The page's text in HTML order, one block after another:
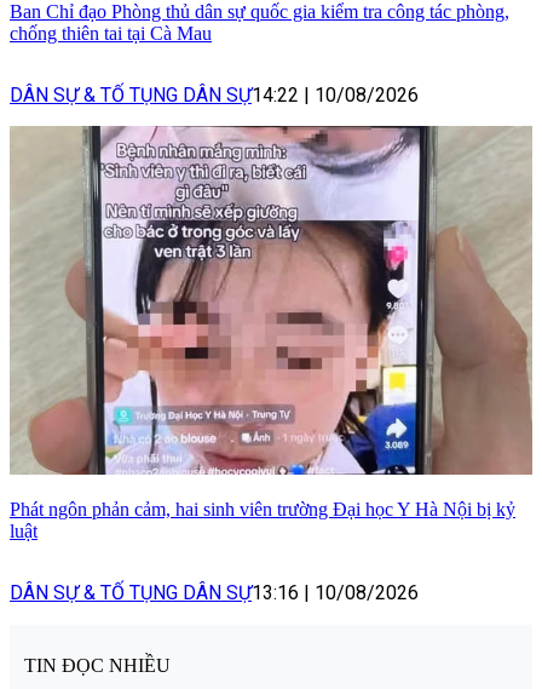
Ban Chỉ đạo Phòng thủ dân sự quốc gia kiểm tra công tác phòng,
chống thiên tai tại Cà Mau
DÂN SỰ & TỐ TỤNG DÂN SỰ14:22 | 10/08/2026
Phát ngôn phản cảm, hai sinh viên trường Đại học Y Hà Nội bị kỷ
luật
DÂN SỰ & TỐ TỤNG DÂN SỰ13:16 | 10/08/2026
TIN ĐỌC NHIỀU